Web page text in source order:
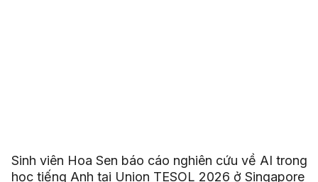
Sinh viên Hoa Sen báo cáo nghiên cứu về AI trong
học tiếng Anh tại Union TESOL 2026 ở Singapore